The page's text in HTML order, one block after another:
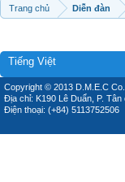
Trang chủ Diễn đàn
Tiếng Việt
Copyright © 2013 D.M.E.C
Địa chỉ: K190 Lê Duẩn, P.
Điện thoại: (+84) 5113752506